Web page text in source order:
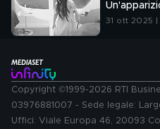
31 ott 2025
Copyright ©1999-2026 RTI
03976881007 - Sede legale:
Uffici: Viale Europa 46, 20093